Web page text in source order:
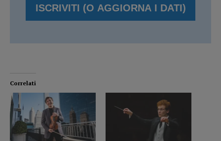
Correlati